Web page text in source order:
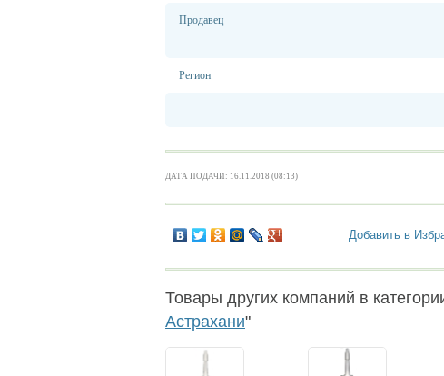
Продавец
Регион
ДАТА ПОДАЧИ: 16.11.2018 (08:13)
Добавить в
Товары других компаний в
Астрахани"